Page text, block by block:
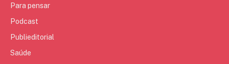
Para pensar
Podcast
Publieditorial
Saúde